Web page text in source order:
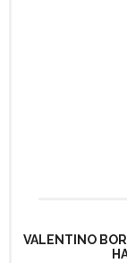
VALENTINO